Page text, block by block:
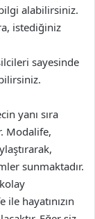
alabilirsiniz.
istediğiniz
sayesinde
yanı sıra
Modalife,
sunmaktadır.
hayatınızın